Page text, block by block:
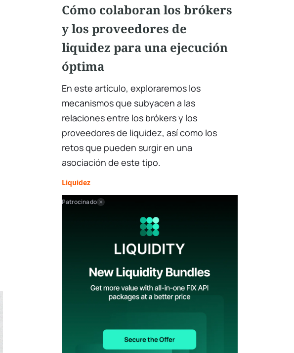
Cómo colaboran los brókers
y los proveedores de
liquidez para una ejecución
óptima
En este artículo, exploraremos los
mecanismos que subyacen a las
relaciones entre los brókers y los
proveedores de liquidez, así como los
retos que pueden surgir en una
asociación de este tipo.
Liquidez
Patrocinado